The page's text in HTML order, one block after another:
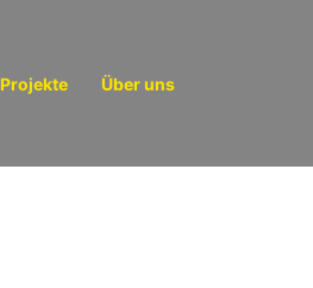
Projekte Über uns